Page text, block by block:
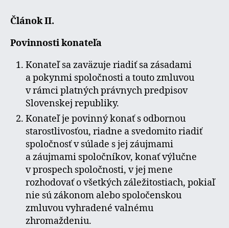
Článok ІІ.
Povinnosti konateľa
Konateľ sa zaväzuje riadiť sa zásadami
a pokynmi spoločnosti a touto zmluvou
v rámci platných právnych predpisov
Slovenskej republiky.
Konateľ je povinný konať s odbornou
starostlivosťou, riadne a svedomito riadiť
spoločnosť v súlade s jej záujmami
a záujmami spoločníkov, konať výlučne
v prospech spoločnosti, v jej mene
rozhodovať o všetkých záležitostiach, pokiaľ
nie sú zákonom alebo spoločenskou
zmluvou vyhradené valnému
zhromaždeniu.